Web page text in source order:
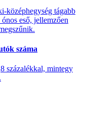
középhegység tágabb
eső, jellemzően
száma
százalékkal, mintegy